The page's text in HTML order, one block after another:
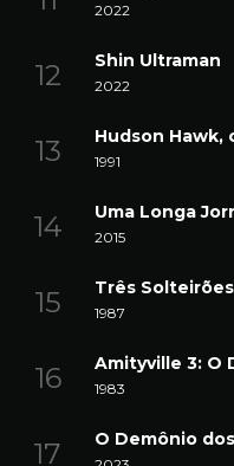
2022
Shin Ultraman
2022
Hudson Hawk,
1991
Uma Longa
2015
Três
1987
Amityville 3: O
1983
O Demônio